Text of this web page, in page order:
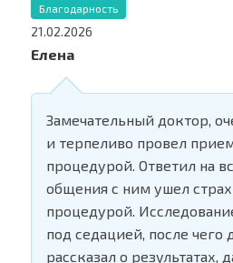
Благодарность
21.02.2026
Елена
Замечательный доктор,
и терпеливо провел
процедурой. Ответил на
общения с ним ушел
процедурой.
под седацией, после чего
рассказал о результатах,